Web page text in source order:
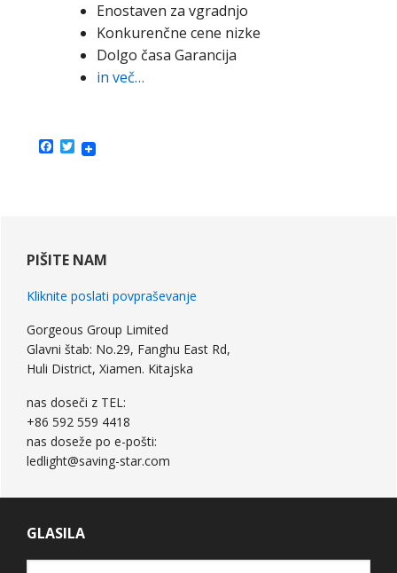
Enostaven za vgradnjo
Konkurenčne cene nizke
Dolgo časa Garancija
in več…
Facebook
Twitter
stranska
vrstica
PIŠITE NAM
Kliknite poslati povpraševanje
Gorgeous Group Limited
Glavni štab: No.29, Fanghu East Rd,
Huli District, Xiamen. Kitajska
nas doseči z TEL:
+86 592 559 4418
nas doseže po e-pošti:
ledlight@saving-star.com
GLASILA